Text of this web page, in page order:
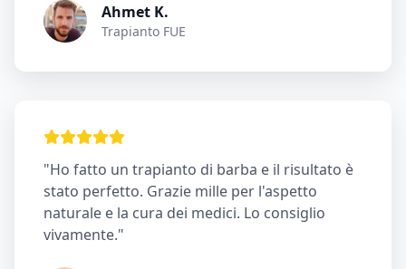
Ahmet K.
Trapianto FUE
"Ho fatto un trapianto di barba e il risultato è
stato perfetto. Grazie mille per l'aspetto
naturale e la cura dei medici. Lo consiglio
vivamente."